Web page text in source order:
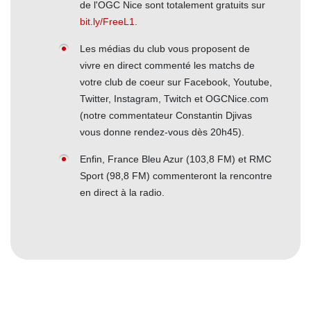
de l'OGC Nice sont totalement gratuits sur
bit.ly/FreeL1
Les médias du club vous proposent de
vivre en direct commenté les matchs de
votre club de coeur sur Facebook, Youtube,
Twitter, Instagram, Twitch et OGCNice.com
(notre commentateur Constantin Djivas
vous donne rendez-vous dès 20h45).
Enfin, France Bleu Azur (103,8 FM) et RMC
Sport (98,8 FM) commenteront la rencontre
en direct à la radio.